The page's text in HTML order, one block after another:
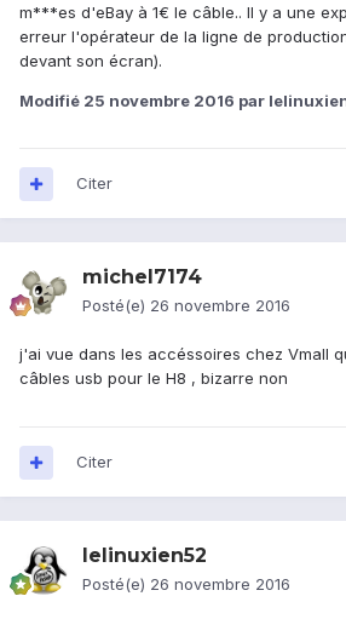
m***es d'eBay à 1€ le câble.. Il y a une
erreur l'opérateur de la ligne de
devant son écran).
Modifié 25 novembre 2016 par
Citer
michel7174
Posté(e) 26 novembre 2016
j'ai vue dans les accéssoires chez Vmall
câbles usb pour le H8 , bizarre non
Citer
lelinuxien52
Posté(e) 26 novembre 2016